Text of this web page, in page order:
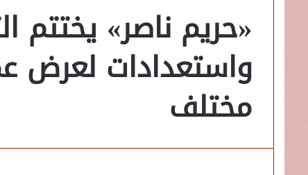
«حريم ناصر» يختتم
واستعدادات لعرض
مختلف